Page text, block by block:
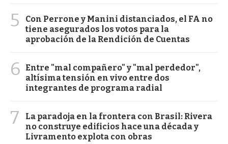
5
Con Perrone y Manini distanciados, el FA no
tiene asegurados los votos para la
aprobación de la Rendición de Cuentas
6
Entre "mal compañero" y "mal perdedor",
altísima tensión en vivo entre dos
integrantes de programa radial
7
La paradoja en la frontera con Brasil: Rivera
no construye edificios hace una década y
Livramento explota con obras